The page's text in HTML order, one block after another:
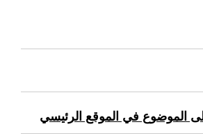
الموضوع في الموقع الرئيسي